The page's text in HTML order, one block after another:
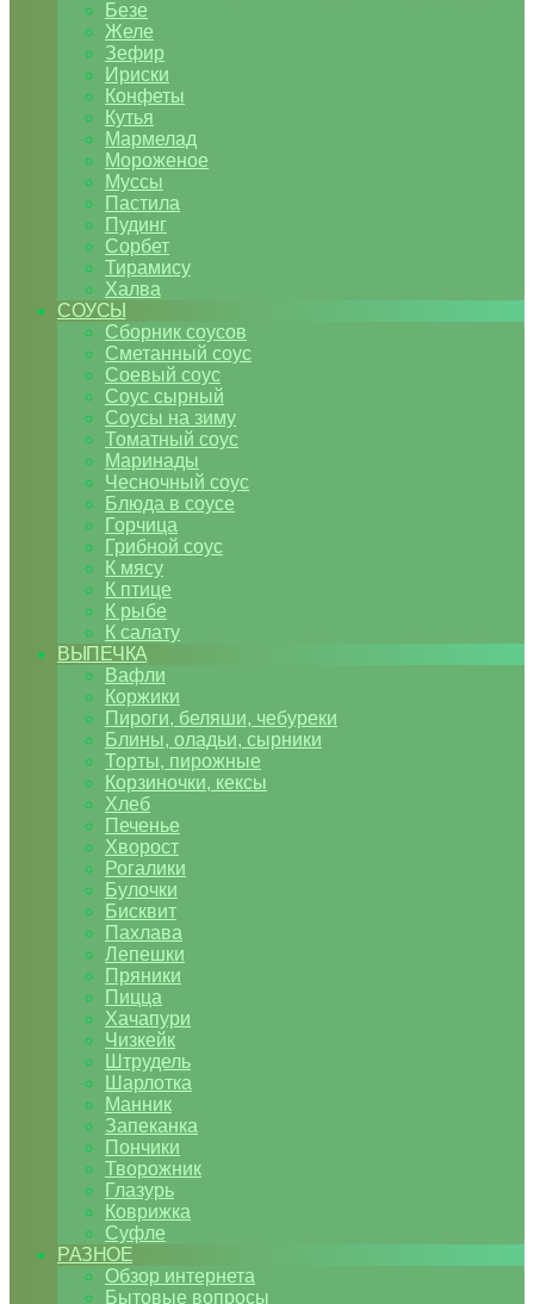
Безе
Желе
Зефир
Ириски
Конфеты
Кутья
Мармелад
Мороженое
Муссы
Пастила
Пудинг
Сорбет
Тирамису
Халва
СОУСЫ
Сборник соусов
Сметанный соус
Соевый соус
Соус сырный
Соусы на зиму
Томатный соус
Маринады
Чесночный соус
Блюда в соусе
Горчица
Грибной соус
К мясу
К птице
К рыбе
К салату
ВЫПЕЧКА
Вафли
Коржики
Пироги, беляши, чебуреки
Блины, оладьи, сырники
Торты, пирожные
Корзиночки, кексы
Хлеб
Печенье
Хворост
Рогалики
Булочки
Бисквит
Пахлава
Лепешки
Пряники
Пицца
Хачапури
Чизкейк
Штрудель
Шарлотка
Манник
Запеканка
Пончики
Творожник
Глазурь
Коврижка
Суфле
РАЗНОЕ
Обзор интернета
Бытовые вопросы